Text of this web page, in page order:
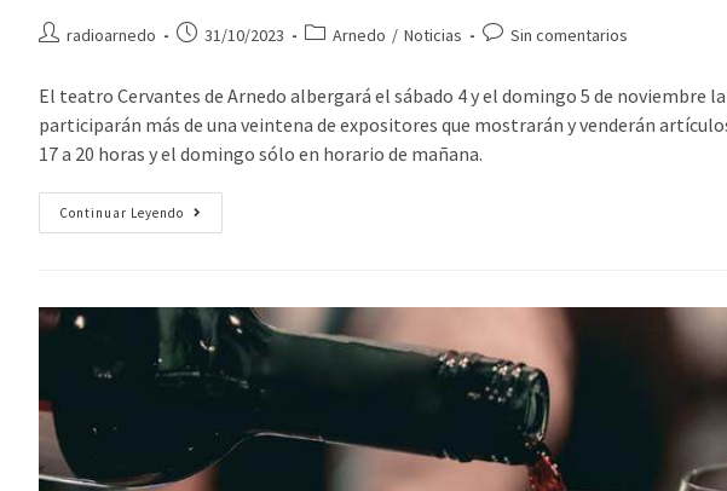
radioarnedo 31/10/2023 Arnedo / Noticias Sin comentarios
El teatro Cervantes de Arnedo albergará el sábado 4 y el domingo 5 de noviembre
participarán más de una veintena de expositores que mostrarán y venderán
17 a 20 horas y el domingo sólo en horario de mañana.
Continuar Leyendo